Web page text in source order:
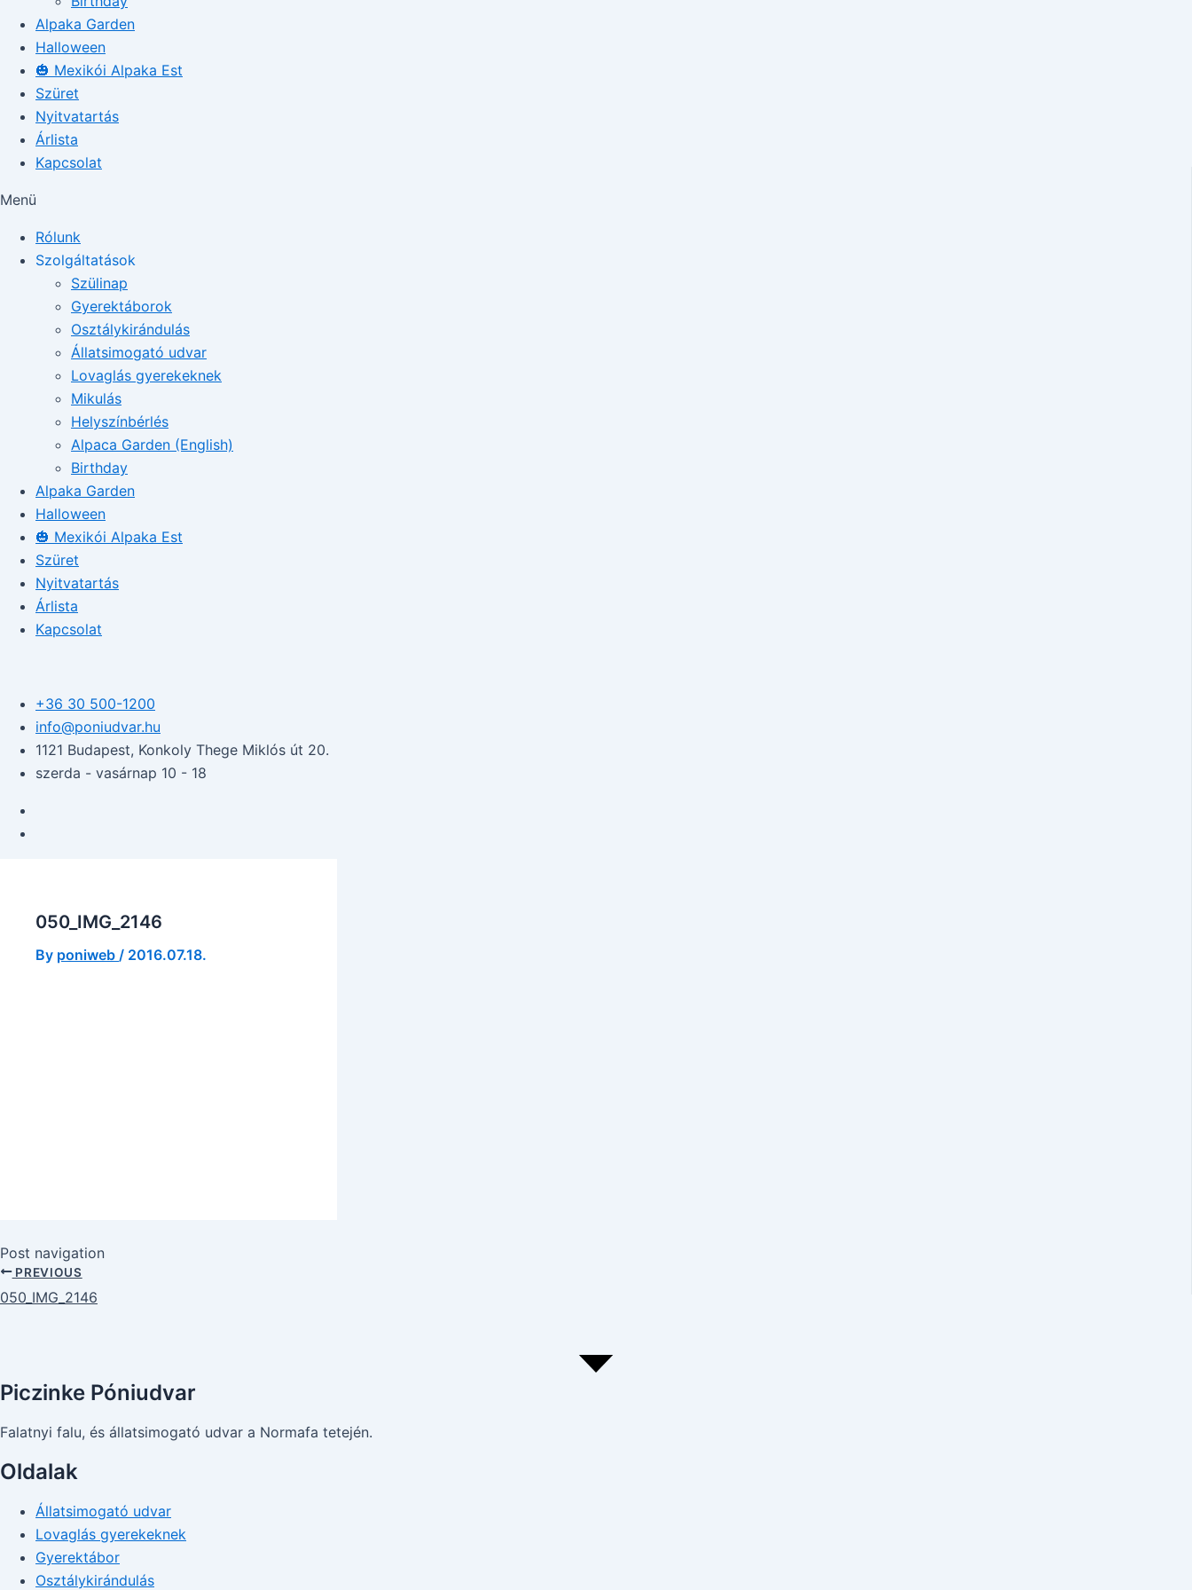
Alpaka Garden
Halloween
🎃 Mexikói Alpaka Est
Szüret
Nyitvatartás
Árlista
Kapcsolat
Menü
Rólunk
Szolgáltatások
Szülinap
Gyerektáborok
Osztálykirándulás
Állatsimogató udvar
Lovaglás gyerekeknek
Mikulás
Helyszínbérlés
Alpaca Garden (English)
Birthday
Alpaka Garden
Halloween
🎃 Mexikói Alpaka Est
Szüret
Nyitvatartás
Árlista
Kapcsolat
+36 30 500-1200​
info@poniudvar.hu
1121 Budapest, Konkoly Thege Miklós út 20.
szerda - vasárnap 10 - 18
050_IMG_2146
By poniweb / 2016.07.18.
Post navigation
PREVIOUS
050_IMG_2146
Piczinke Póniudvar
Falatnyi falu, és állatsimogató udvar a Normafa tetején.
Oldalak
Állatsimogató udvar
Lovaglás gyerekeknek
Gyerektábor
Osztálykirándulás